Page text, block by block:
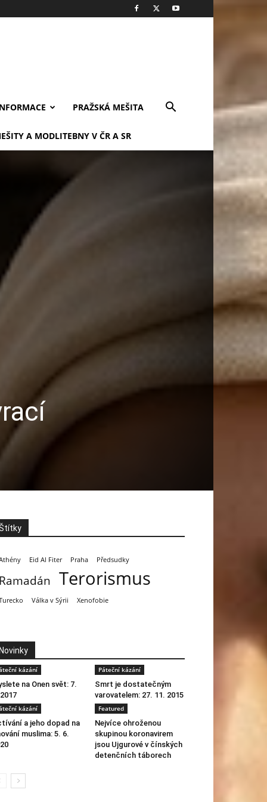
PRAŽSKÁ MEŠITA
A MODLITEBNY V ČR A SR
Eid Al Fiter Praha Předsudky
Ramadán Terorismus
Válka v Sýrii Xenofobie
Novinky
kázání
na Onen svět: 7.
Páteční kázání
Smrt je dostatečným
varovatelem: 27. 11. 2015
kázání
a jeho dopad na
muslima: 5. 6.
Featured
Nejvíce ohroženou
skupinou koronavirem
jsou Ujgurové v čínských
detenčních táborech